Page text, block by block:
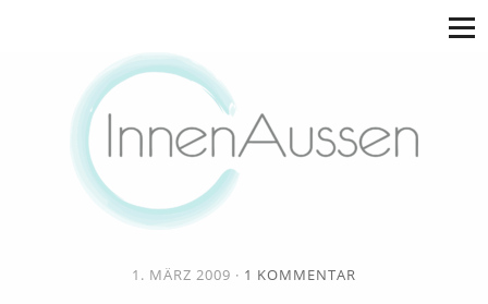
1. MÄRZ 2009 · 1 KOMMENTAR